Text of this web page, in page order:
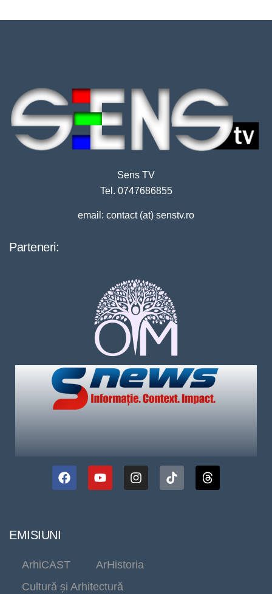
Sens TV
Tel. 0747686855
email: contact (at) senstv.ro
Parteneri:
EMISIUNI
ArhiCAST
ArHistoria
Cultură și Arhitectură